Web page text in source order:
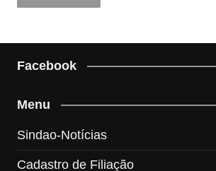
Facebook
Menu
Sindao-Notícias
Cadastro de Filiação